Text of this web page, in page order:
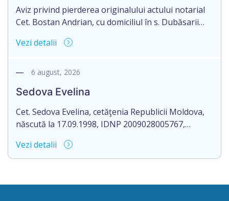
027).
Aviz privind pierderea originalului actului notarial
Cet. Bostan Andrian, cu domiciliul în s. Dubăsarii
originalului actului notarial: Certificatului de
09.07.2010, eliberat de notarul public Petru
decedat la 27.08.2024.
Vezi detalii
6 august, 2026
Sedova Evelina
Cet. Sedova Evelina, cetăţenia Republicii Moldova,
născută la 17.09.1998, IDNP 2009028005767,
19, ap. 407, aduce la cunoștință pierderea
originalului actului notarial: Contractul de donație
29.12.2023, autentificat de Romanescu Mihail-
Vezi detalii